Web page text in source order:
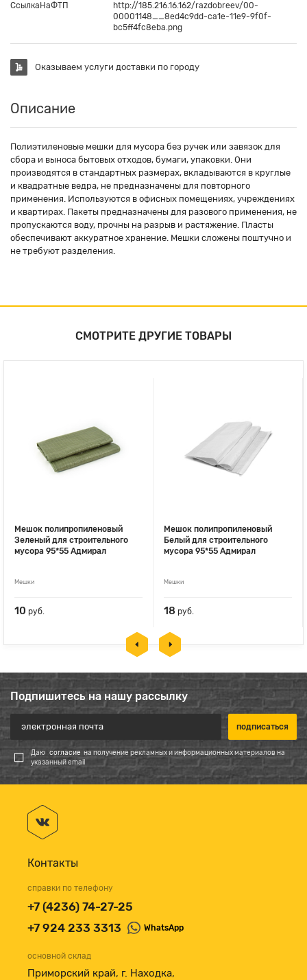
СсылкаНаФТП
http://185.216.16.162/razdobreev/00-
00001148__8ed4c9dd-ca1e-11e9-9f0f-
bc5ff4fc8eba.png
Оказываем услуги доставки по городу
Описание
Полиэтиленовые мешки для мусора без ручек или завязок для
сбора и выноса бытовых отходов, бумаги, упаковки. Они
производятся в стандартных размерах, вкладываются в круглые
и квадратные ведра, не предназначены для повторного
применения. Используются в офисных помещениях, учреждениях
и квартирах. Пакеты предназначены для разового применения, не
пропускаются воду, прочны на разрыв и растяжение. Пласты
обеспечивают аккуратное хранение. Мешки сложены поштучно и
не требуют разделения.
СМОТРИТЕ ДРУГИЕ ТОВАРЫ
Мешок полипропиленовый
Зеленый для строительного
мусора 95*55 Адмирал
Мешки
10 руб.
Мешок полипропиленовый
Белый для строительного
мусора 95*55 Адмирал
Мешки
18 руб.
Подпишитесь на нашу рассылку
Даю согласие на получение рекламных и информационных материалов на
указанный email
Контакты
справки по телефону
+7 (4236) 74-27-25
+7 924 233 3313
WhatsApp
основной склад
Приморский край, г. Находка,